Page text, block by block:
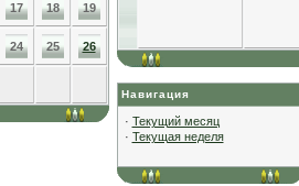
17 18 19
24 25 26
Навигация
· Текущий месяц
· Текущая неделя